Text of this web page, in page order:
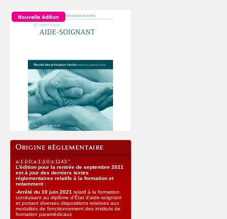
a:1:{i:0;a:1:{i:0;s:1143:"
L'édition pour la rentrée de septembre 2021
est à jour des derniers textes
réglementaires relatifs à la formation et
notamment :
-Arrêté du 10 juin 2021 relatif à la formation
conduisant au diplôme d'État d'aide-soignant
et portant diverses dispositions relatives aux
modalités de fonctionnement des instituts de
formation paramédicaux